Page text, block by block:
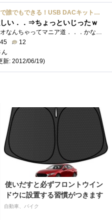
ハンダ付けなしで誰でもできる！USB DACキットではじめる高音質PCオーディオ
い．．⇒ちょっといじったｗ
これもオーディオなんちゃってマニア道．．．かなぁ。オーディオ道は入ると底なし沼であることがわかっているので、「なんちゃって」ですが�...
45
12
新: 2012/06/19)
使いだすと必ずフロントウイン
ドウに設置する習慣がつきます
自動車、バイク